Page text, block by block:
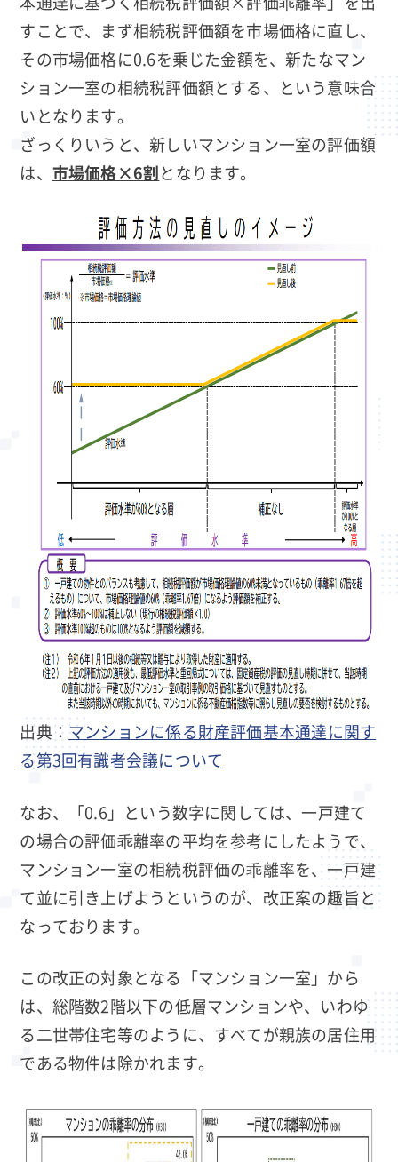
すことで、まず相続税評価額を市場価格に直し、
その市場価格に0.6を乗じた金額を、新たなマン
ション一室の相続税評価額とする、という意味合
いとなります。
ざっくりいうと、新しいマンション一室の評価額
は、 市場価格×6割となります。
出典： マンションに係る財産評価基本通達に関す
る第3回有識者会議について
なお、「0.6」という数字に関しては、一戸建て
の場合の評価乖離率の平均を参考にしたようで、
マンション一室の相続税評価の乖離率を、一戸建
て並に引き上げようというのが、改正案の趣旨と
なっております。
この改正の対象となる「マンション一室」から
は、総階数2階以下の低層マンションや、いわゆ
る二世帯住宅等のように、すべてが親族の居住用
である物件は除かれます。